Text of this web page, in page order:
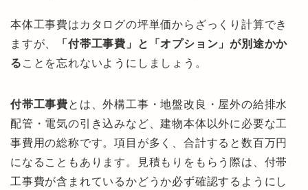
本体工事費はカタログの坪単価からざっくり計算でき
ますが、
「付帯工事費」と「オプション」が別途かか
る ことを忘れないようにしましょう。
付帯工事費とは、外構工事・地盤改良・屋外の給排水
配管・電気の引き込みなど、建物本体以外に必要な工
事費用の総称です。項目が多く、合計すると数百万円
になることもあります。見積もりをもらう際は、付帯
工事費が含まれているかどうか必ず確認するようにし